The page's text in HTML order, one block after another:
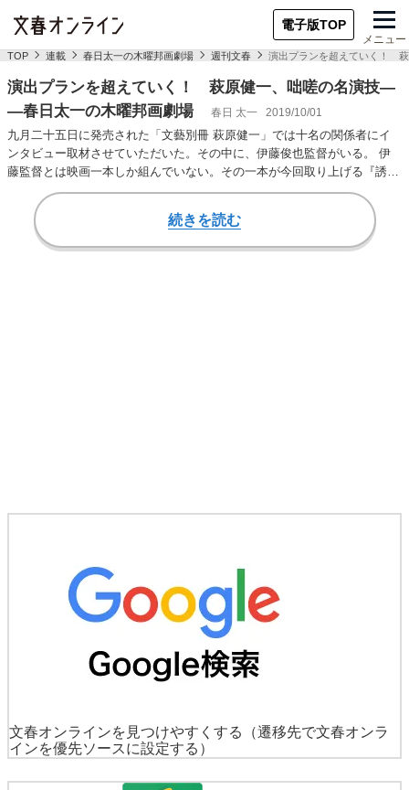
電子版TOP
メニュー
TOP 連載 春日太一の木曜邦画劇場 週刊文春 演出プランを超えていく！
演出プランを超えていく！ 萩原健一、咄嗟の名演技―
―春日太一の木曜邦画劇場
春日 太一 2019/10/01
九月二十五日に発売された「文藝別冊 萩原健一」では十名の関係者にイ
ンタビュー取材させていただいた。その中に、伊藤俊也監督がいる。 伊
藤監督とは映画一本しか組んでいない。その一本が今回取り上げる『誘拐
報道』。「俳優・…
続きを読む
文春オンラインを見つけやすくする
（遷移先で文春オンラ
インを優先ソースに設定する）